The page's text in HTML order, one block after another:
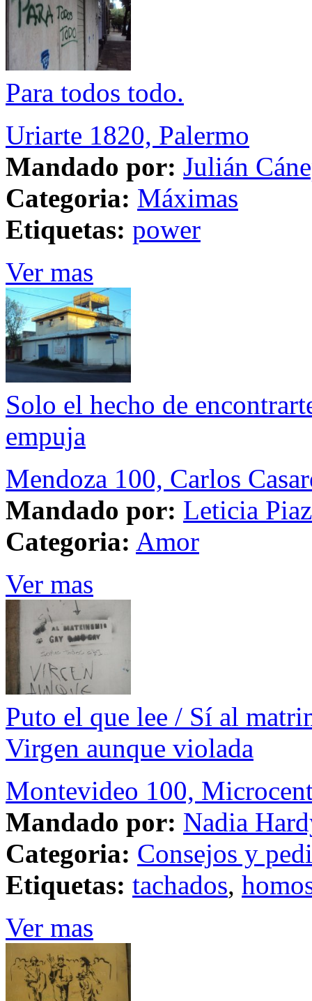
Para todos todo.
Uriarte 1820, Palermo
Mandado por: Julián
Categoria: Máximas
Etiquetas: power
Ver mas
Solo el hecho de
empuja
Mendoza 100, Carlos
Mandado por: Leticia
Categoria: Amor
Ver mas
Puto el que lee / Sí al
Virgen aunque violada
Montevideo 100,
Mandado por: Nadia
Categoria: Consejos y
Etiquetas: tachados,
Ver mas